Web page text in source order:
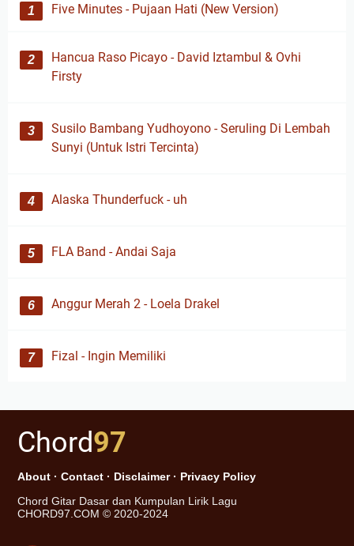
Five Minutes - Pujaan Hati (New Version)
Hancua Raso Picayo - David Iztambul & Ovhi
Firsty
Susilo Bambang Yudhoyono - Seruling Di Lembah
Sunyi (Untuk Istri Tercinta)
Alaska Thunderfuck - uh
FLA Band - Andai Saja
Anggur Merah 2 - Loela Drakel
Fizal - Ingin Memiliki
Chord97
About · Contact · Disclaimer· Privacy Policy
Chord Gitar Dasar dan Kumpulan Lirik Lagu
CHORD97.COM © 2020-2024